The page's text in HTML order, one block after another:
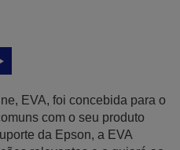
EVA, foi concebida para o
com o seu produto
da Epson, a EVA